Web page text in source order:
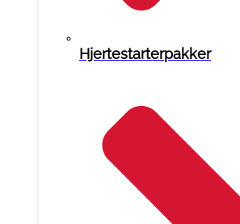
Hjertestarterpakker